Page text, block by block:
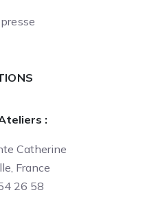
:
Catherine
France
26 58